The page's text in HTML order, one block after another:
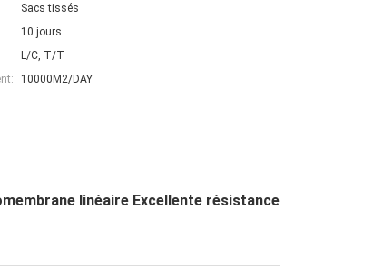
Sacs tissés
10 jours
L/C, T/T
10000M2/DAY
linéaire Excellente résistance